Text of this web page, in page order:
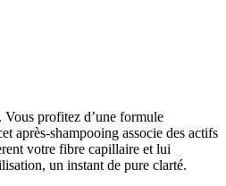
Vous profitez d’une formule
après-shampooing associe des actifs
votre fibre capillaire et lui
un instant de pure clarté.